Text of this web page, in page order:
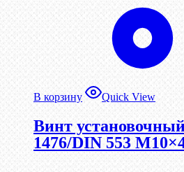
В корзину Quick View
Винт
1476/DIN 553